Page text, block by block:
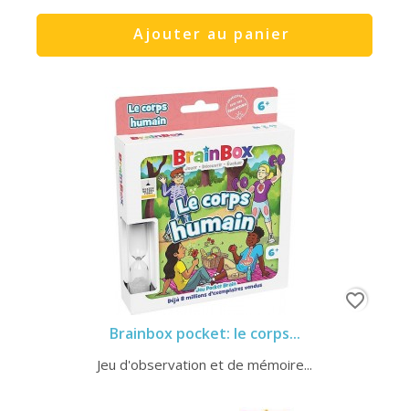
Ajouter au panier
Brainbox pocket: le corps...
Jeu d'observation et de mémoire...
favorite_border